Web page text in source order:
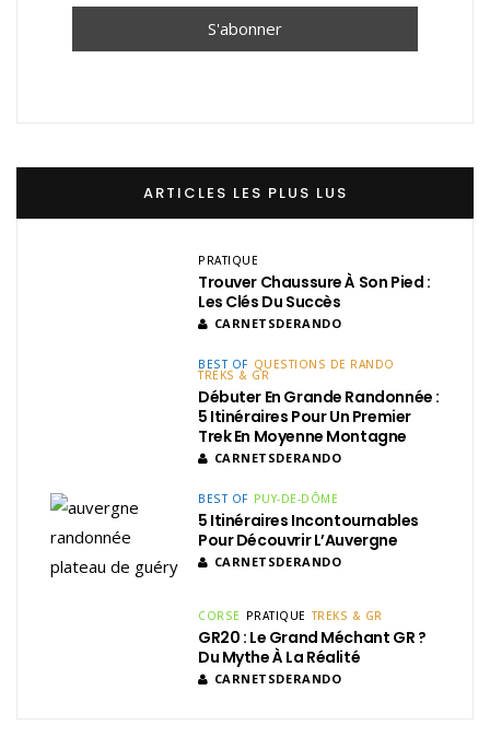
ARTICLES LES PLUS LUS
PRATIQUE
Trouver Chaussure À Son Pied :
Les Clés Du Succès
CARNETSDERANDO
BEST OF QUESTIONS DE RANDO
TREKS & GR
Débuter En Grande Randonnée :
5 Itinéraires Pour Un Premier
Trek En Moyenne Montagne
CARNETSDERANDO
BEST OF PUY-DE-DÔME
5 Itinéraires Incontournables
Pour Découvrir L’Auvergne
CARNETSDERANDO
CORSE PRATIQUE TREKS & GR
GR20 : Le Grand Méchant GR ?
Du Mythe À La Réalité
CARNETSDERANDO